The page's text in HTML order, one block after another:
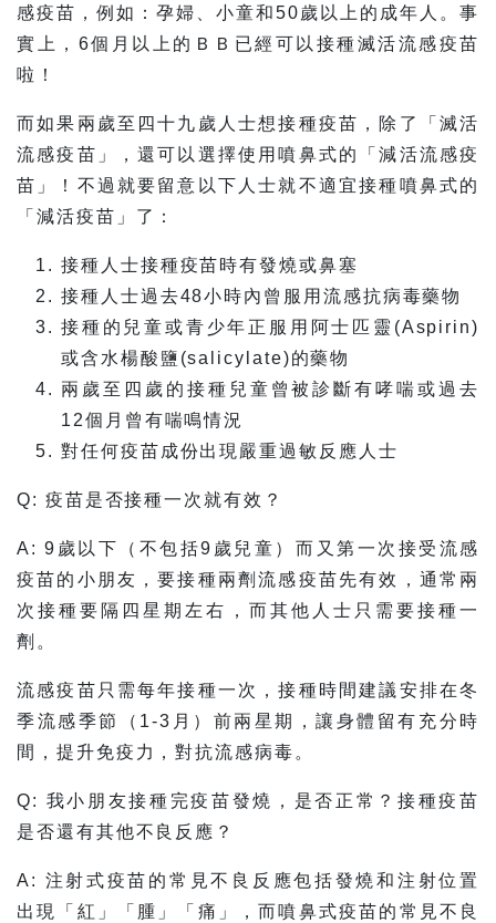
感疫苗，例如：孕婦、小童和50歲以上的成年人。事
實上，6個月以上的ＢＢ已經可以接種滅活流感疫苗
啦！
而如果兩歲至四十九歲人士想接種疫苗，除了「滅活
流感疫苗」，還可以選擇使用噴鼻式的「減活流感疫
苗」！不過就要留意以下人士就不適宜接種噴鼻式的
「減活疫苗」了：
接種人士接種疫苗時有發燒或鼻塞
接種人士過去48小時內曾服用流感抗病毒藥物
接種的兒童或青少年正服用阿士匹靈(Aspirin)
或含水楊酸鹽(salicylate)的藥物
兩歲至四歲的接種兒童曾被診斷有哮喘或過去
12個月曾有喘鳴情況
對任何疫苗成份出現嚴重過敏反應人士
Q: 疫苗是否接種一次就有效？
A: 9歲以下（不包括9歲兒童）而又第一次接受流感
疫苗的小朋友，要接種兩劑流感疫苗先有效，通常兩
次接種要隔四星期左右，而其他人士只需要接種一
劑。
流感疫苗只需每年接種一次，接種時間建議安排在冬
季流感季節（1-3月）前兩星期，讓身體留有充分時
間，提升免疫力，對抗流感病毒。
Q: 我小朋友接種完疫苗發燒，是否正常？接種疫苗
是否還有其他不良反應？
A: 注射式疫苗的常見不良反應包括發燒和注射位置
出現「紅」「腫」「痛」，而噴鼻式疫苗的常見不良